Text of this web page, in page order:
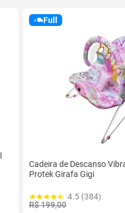
Full
Cadeira de Descanso
Protek Girafa Gigi
4.5 (384)
R$ 199,00